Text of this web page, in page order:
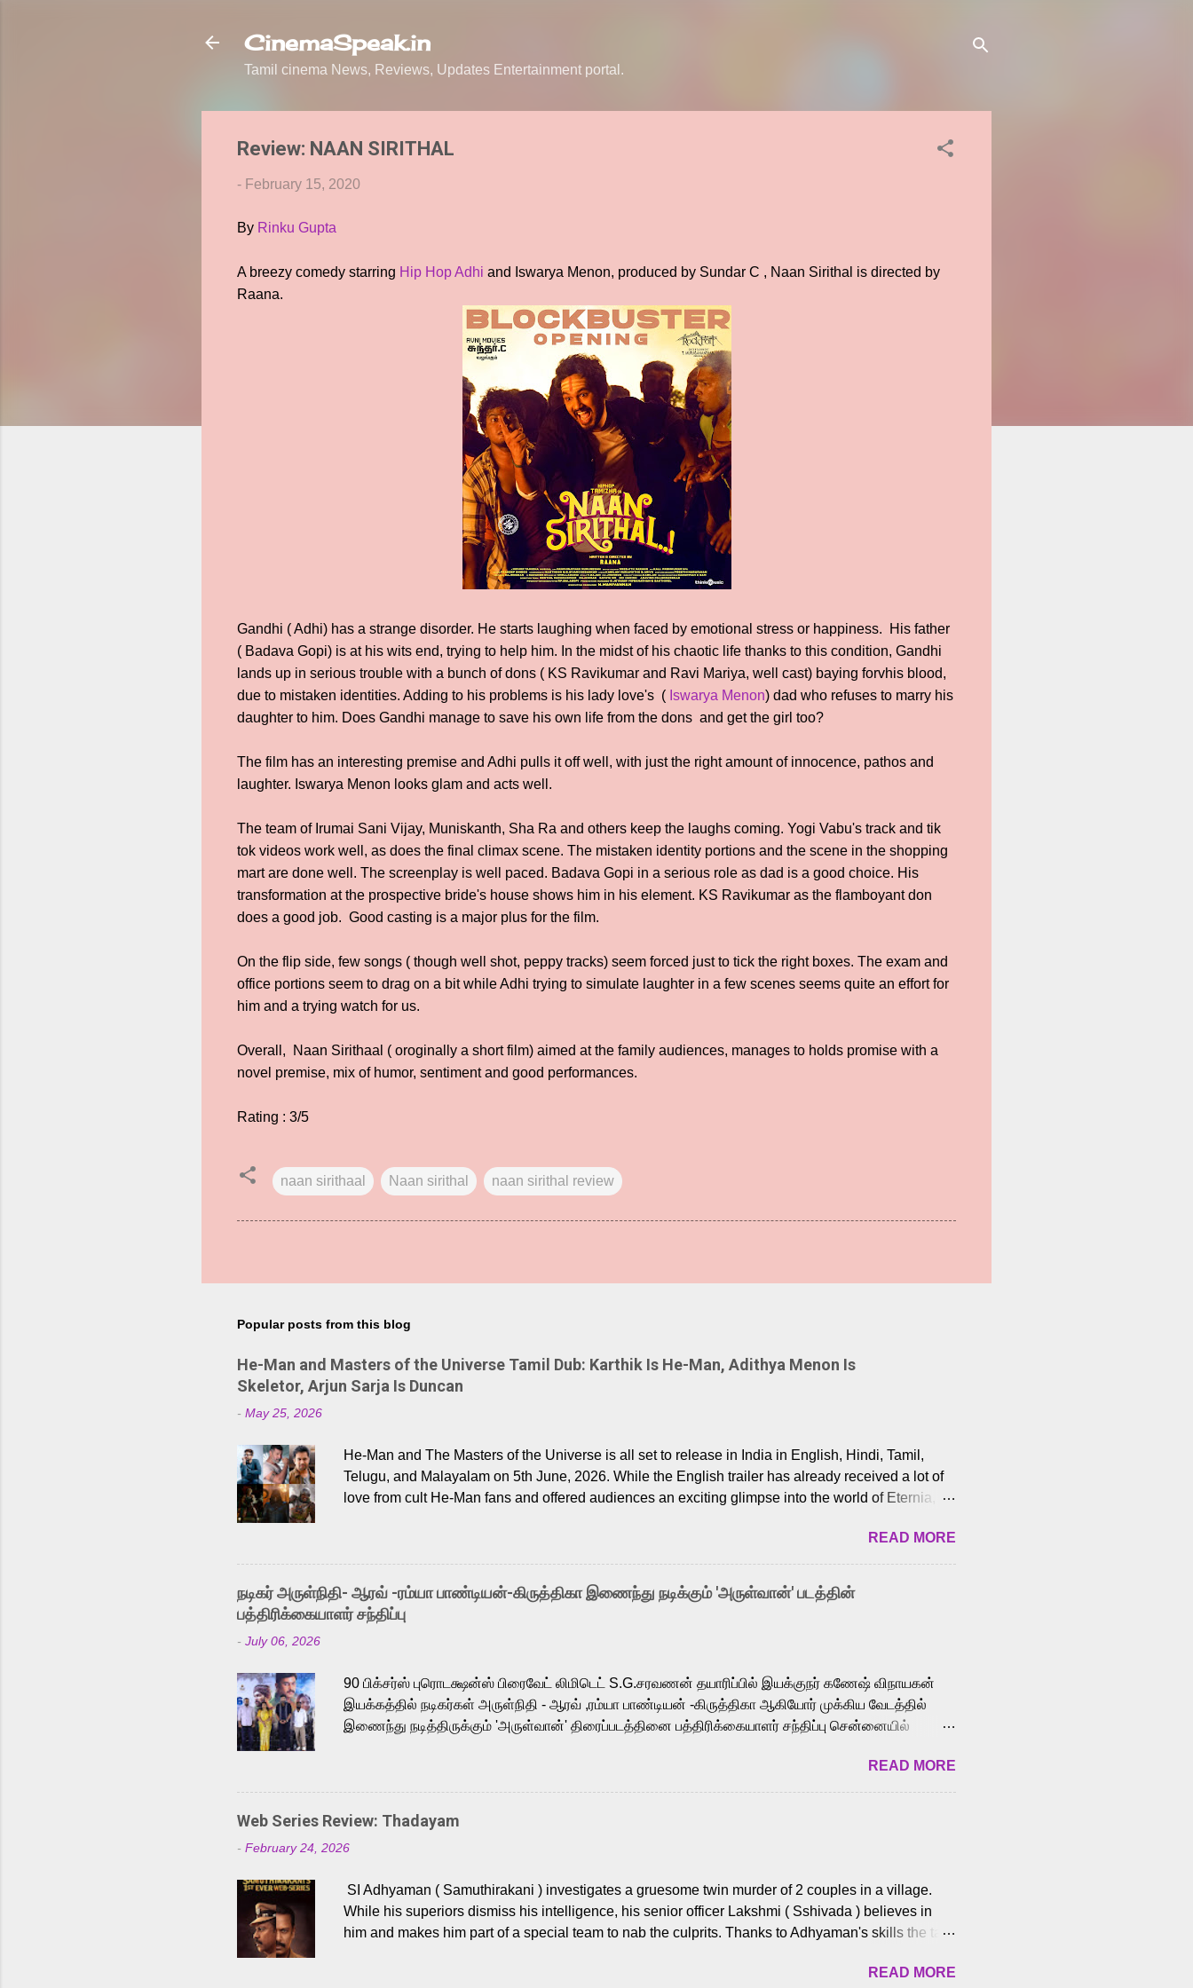
CinemaSpeak.in
Tamil cinema News, Reviews, Updates Entertainment portal.
Review: NAAN SIRITHAL
- February 15, 2020
By Rinku Gupta
A breezy comedy starring Hip Hop Adhi and Iswarya Menon, produced by Sundar C , Naan Sirithal is directed by
Raana.
Gandhi ( Adhi) has a strange disorder. He starts laughing when faced by emotional stress or happiness. His father
( Badava Gopi) is at his wits end, trying to help him. In the midst of his chaotic life thanks to this condition, Gandhi
lands up in serious trouble with a bunch of dons ( KS Ravikumar and Ravi Mariya, well cast) baying forvhis blood,
due to mistaken identities. Adding to his problems is his lady love's ( Iswarya Menon) dad who refuses to marry his
daughter to him. Does Gandhi manage to save his own life from the dons and get the girl too?
The film has an interesting premise and Adhi pulls it off well, with just the right amount of innocence, pathos and
laughter. Iswarya Menon looks glam and acts well.
The team of Irumai Sani Vijay, Muniskanth, Sha Ra and others keep the laughs coming. Yogi Vabu's track and tik
tok videos work well, as does the final climax scene. The mistaken identity portions and the scene in the shopping
mart are done well. The screenplay is well paced. Badava Gopi in a serious role as dad is a good choice. His
transformation at the prospective bride's house shows him in his element. KS Ravikumar as the flamboyant don
does a good job. Good casting is a major plus for the film.
On the flip side, few songs ( though well shot, peppy tracks) seem forced just to tick the right boxes. The exam and
office portions seem to drag on a bit while Adhi trying to simulate laughter in a few scenes seems quite an effort for
him and a trying watch for us.
Overall, Naan Sirithaal ( oroginally a short film) aimed at the family audiences, manages to holds promise with a
novel premise, mix of humor, sentiment and good performances.
Rating : 3/5
naan sirithaal Naan sirithal naan sirithal review
Popular posts from this blog
He-Man and Masters of the Universe Tamil Dub: Karthik Is He-Man, Adithya Menon Is
Skeletor, Arjun Sarja Is Duncan
- May 25, 2026
He-Man and The Masters of the Universe is all set to release in India in English, Hindi, Tamil,
Telugu, and Malayalam on 5th June, 2026. While the English trailer has already received a lot of
love from cult He-Man fans and offered audiences an exciting glimpse into the world of Eternia,
Adding to the growing buzz is the film’s powerful Tamil voice cast led by celebrated playback
singer Karthik, who lends his voice to the iconic superhero He-Man. Known for memorable songs
like “Behene De” from Raavan, “Oru Maalai” from Ghajini, and “Mun Andhi” from 7 Aum Arivu,
Karthik is loved for his versatile voice and strong command over multiple languages, making him
a strong fit for the legendary character. Adithya Menon, known for portraying memorable
READ MORE
நடிகர் அருள்நிதி- ஆரவ் -ரம்யா பாண்டியன்-கிருத்திகா இணைந்து நடிக்கும் 'அருள்வான்' படத்தின்
பத்திரிக்கையாளர் சந்திப்பு
- July 06, 2026
90 பிக்சர்ஸ் புரொடக்ஷன்ஸ் பிரைவேட் லிமிடெட் S.G.சரவணன் தயாரிப்பில் இயக்குநர் கணேஷ் விநாயகன்
இயக்கத்தில் நடிகர்கள் அருள்நிதி - ஆரவ் ,ரம்யா பாண்டியன் -கிருத்திகா ஆகியோர் முக்கிய வேடத்தில்
இணைந்து நடித்திருக்கும் 'அருள்வான்' திரைப்படத்தினை பத்திரிக்கையாளர் சந்திப்பு சென்னையில்
அருள்நிதி, ஆரவ், காளி வெங்கட், ரம்யா பாண்டியன், வி டி வி கணேஷ் , ஜான் விஜய், பேபி கிருத்திகா,
'பருத்திவீரன்' சரவணன், ஹரிஷ் உத்தமன் உள்ளிட்ட பலர் நடித்திருக்கிறார்கள். எம். சுகுமார் ஒளிப்பதிவு
செய்திருக்கும் இந்த திரைப்படத்திற்கு ஜீ. வி. பிரகாஷ் குமார் இசையமைத்திருக்கிறார். லால்குடி
இளையராஜா கலை இயக்கத்தை கவனிக்க.. லாரன்ஸ் கிஷோர் படத் தொகுப்பு பணிகளை
மேற்கொண்டிருக்கிறார். கல்வியின் அவசியத்தை வலியுறுத்தி தயாராகி இருக்கும் இந்தத் திரைப்படத்தை 90
இப்படத்தை சக்தி பிலிம் ஃபேக்டரி நிறுவனம் சார்பில் சக்திவேலன் வழங...
READ MORE
Web Series Review: Thadayam
- February 24, 2026
SI Adhyaman ( Samuthirakani ) investigates a gruesome twin murder of 2 couples in a village.
While his superiors dismiss his intelligence, his senior officer Lakshmi ( Sshivada ) believes in
him and makes him part of a special team to nab the culprits. Thanks to Adhyaman's skills the task
begin to dig deeper, several layers emerge which link the case to events dating back to 1995.
READ MORE